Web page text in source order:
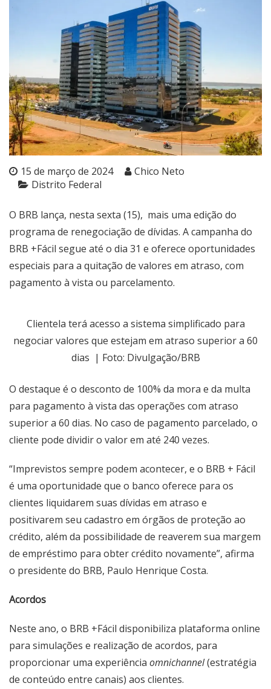
15 de março de 2024
Chico Neto
Distrito Federal
O BRB lança, nesta sexta (15), mais uma edição do
programa de renegociação de dívidas. A campanha do
BRB +Fácil segue até o dia 31 e oferece oportunidades
especiais para a quitação de valores em atraso, com
pagamento à vista ou parcelamento.
Clientela terá acesso a sistema simplificado para
negociar valores que estejam em atraso superior a 60
dias | Foto: Divulgação/BRB
O destaque é o desconto de 100% da mora e da multa
para pagamento à vista das operações com atraso
superior a 60 dias. No caso de pagamento parcelado, o
cliente pode dividir o valor em até 240 vezes.
“Imprevistos sempre podem acontecer, e o BRB + Fácil
é uma oportunidade que o banco oferece para os
clientes liquidarem suas dívidas em atraso e
positivarem seu cadastro em órgãos de proteção ao
crédito, além da possibilidade de reaverem sua margem
de empréstimo para obter crédito novamente”, afirma
o presidente do BRB, Paulo Henrique Costa.
Acordos
Neste ano, o BRB +Fácil disponibiliza plataforma online
para simulações e realização de acordos, para
proporcionar uma experiência omnichannel(estratégia
de conteúdo entre canais) aos clientes.